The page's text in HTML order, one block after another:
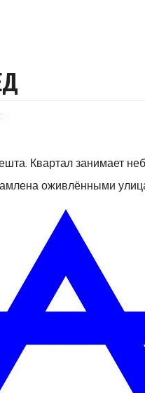
on
Квартал занимает
оживлёнными